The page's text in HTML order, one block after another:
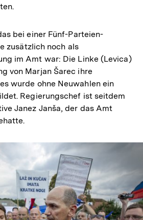
bei einer Fünf-Parteien-
zusätzlich noch als
im Amt war: Die Linke (Levica)
von Marjan Šarec ihre
wurde ohne Neuwahlen ein
Regierungschef ist seitdem
Janez Janša, der das Amt